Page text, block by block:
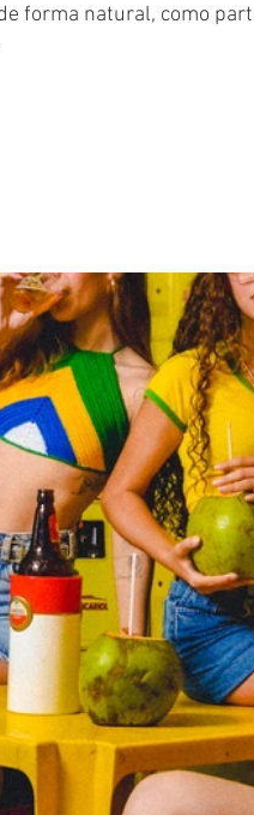
forma natural, como